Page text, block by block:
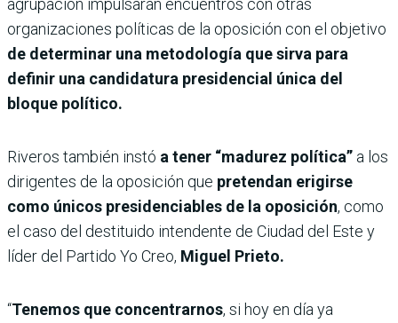
agrupación impulsarán encuentros con otras
organizaciones políticas de la oposición con el objetivo
de determinar una metodología que sirva para
definir una candidatura presidencial única del
bloque político.
Riveros también instó a tener “madurez política” a los
dirigentes de la oposición que pretendan erigirse
como únicos presidenciables de la oposición, como
el caso del destituido intendente de Ciudad del Este y
líder del Partido Yo Creo, Miguel Prieto.
“Tenemos que concentrarnos, si hoy en día ya